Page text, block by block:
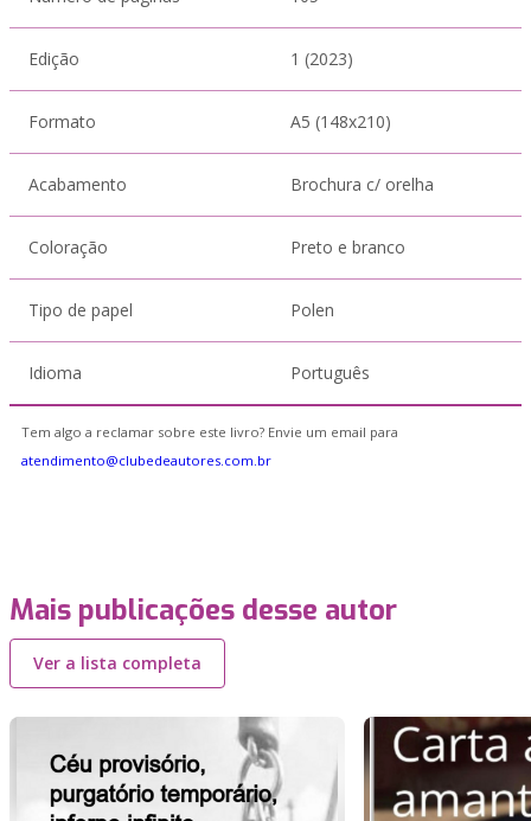
Edição 1 (2023)
Formato A5 (148x210)
Acabamento Brochura c/ orelha
Coloração Preto e branco
Tipo de papel Polen
Idioma Português
Tem algo a reclamar sobre este livro? Envie um email para
atendimento@clubedeautores.com.br
Mais publicações desse autor
Ver a lista completa